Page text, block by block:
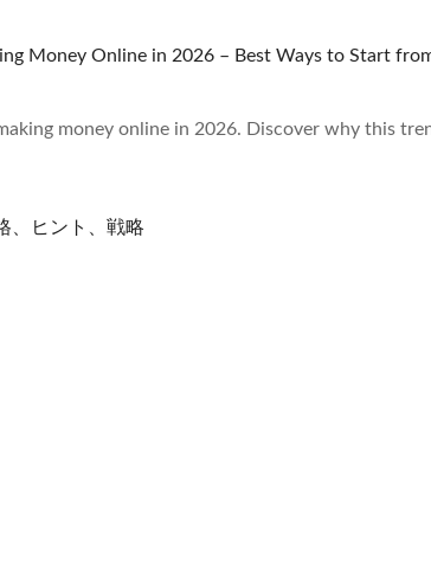
Money Online in 2026 – Best Ways to Start
money online in 2026. Discover why this